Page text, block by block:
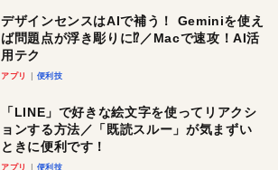
デザインセンスはAIで補う！ Geminiを使え
ば問題点が浮き彫りに⁉︎／Macで速攻！AI活
用テク
アプリ 便利技
「LINE」で好きな絵文字を使ってリアクシ
ョンする方法／「既読スルー」が気まずい
ときに便利です！
アプリ 便利技